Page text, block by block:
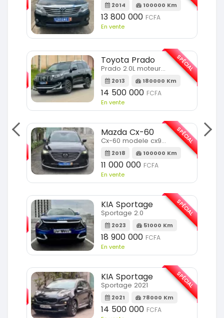
SPÉCIAL
2014 100000 Km
13 800 000 FCFA
En vente
Toyota Prado
Prado 2.0L moteur d4d
2013 180000 Km
14 500 000 FCFA
En vente
SPÉCIAL
Mazda Cx-60
Cx-60 modele cx9 full option
2018 100000 Km
11 000 000 FCFA
En vente
SPÉCIAL
KIA Sportage
Sportage 2.0
2023 51000 Km
18 900 000 FCFA
En vente
SPÉCIAL
KIA Sportage
Sportage 2021
2021 78000 Km
14 500 000 FCFA
SPÉCIAL